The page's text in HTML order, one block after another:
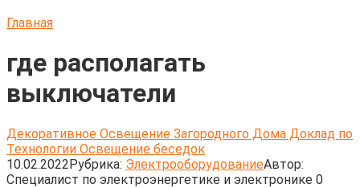
Главная
где располагать
выключатели
Декоративное Освещение Загородного Дома Доклад по
Технологии Освещение беседок
10.02.2022Рубрика: ЭлектрооборудованиеАвтор:
Cпециалист по электроэнергетике и электронике 0